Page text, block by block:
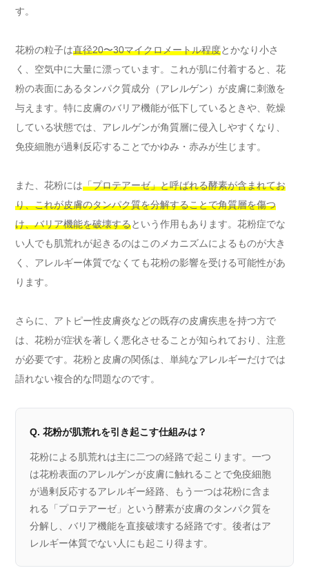
す。
花粉の粒子は直径20〜30マイクロメートル程度とかなり小さ
く、空気中に大量に漂っています。これが肌に付着すると、花
粉の表面にあるタンパク質成分（アレルゲン）が皮膚に刺激を
与えます。特に皮膚のバリア機能が低下しているときや、乾燥
している状態では、アレルゲンが角質層に侵入しやすくなり、
免疫細胞が過剰反応することでかゆみ・赤みが生じます。
また、花粉には「プロテアーゼ」と呼ばれる酵素が含まれてお
り、これが皮膚のタンパク質を分解することで角質層を傷つ
け、バリア機能を破壊するという作用もあります。花粉症でな
い人でも肌荒れが起きるのはこのメカニズムによるものが大き
く、アレルギー体質でなくても花粉の影響を受ける可能性があ
ります。
さらに、アトピー性皮膚炎などの既存の皮膚疾患を持つ方で
は、花粉が症状を著しく悪化させることが知られており、注意
が必要です。花粉と皮膚の関係は、単純なアレルギーだけでは
語れない複合的な問題なのです。
Q. 花粉が肌荒れを引き起こす仕組みは？
花粉による肌荒れは主に二つの経路で起こります。一つ
は花粉表面のアレルゲンが皮膚に触れることで免疫細胞
が過剰反応するアレルギー経路、もう一つは花粉に含ま
れる「プロテアーゼ」という酵素が皮膚のタンパク質を
分解し、バリア機能を直接破壊する経路です。後者はア
レルギー体質でない人にも起こり得ます。